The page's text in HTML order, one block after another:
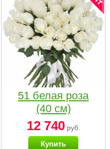
51 белая роза
(40 см)
12 740руб.
Купить